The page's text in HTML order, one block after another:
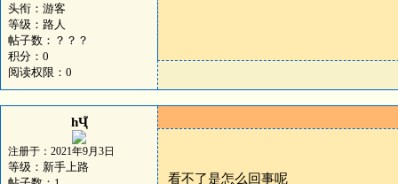
头衔：游客
等级：路人
帖子数：？？？
积分：0
阅读权限：0
һҶ֮
注册于：2021年9月3日
等级：新手上路
看不了是怎么回事呢